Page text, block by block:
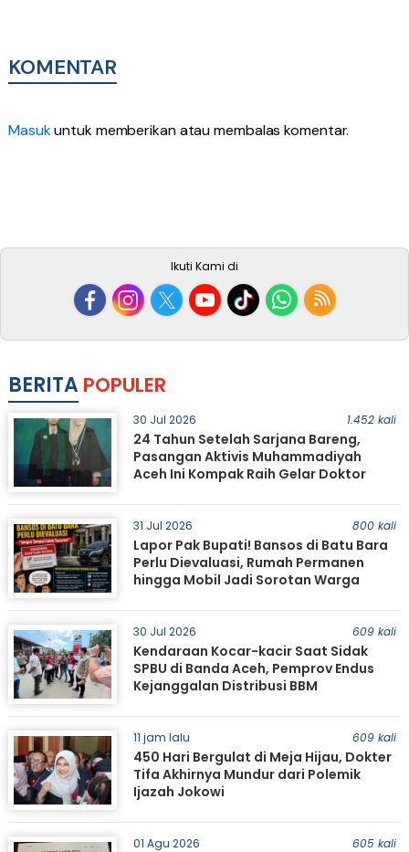
KOMENTAR
Masukuntuk memberikan atau membalas komentar.
Ikuti Kami di
BERITA POPULER
30 Jul 2026 1.452 kali
24 Tahun Setelah Sarjana Bareng,
Pasangan Aktivis Muhammadiyah
Aceh Ini Kompak Raih Gelar Doktor
31 Jul 2026 800 kali
Lapor Pak Bupati! Bansos di Batu Bara
Perlu Dievaluasi, Rumah Permanen
hingga Mobil Jadi Sorotan Warga
30 Jul 2026 609 kali
Kendaraan Kocar-kacir Saat Sidak
SPBU di Banda Aceh, Pemprov Endus
Kejanggalan Distribusi BBM
11 jam lalu 609 kali
450 Hari Bergulat di Meja Hijau, Dokter
Tifa Akhirnya Mundur dari Polemik
Ijazah Jokowi
01 Agu 2026 605 kali